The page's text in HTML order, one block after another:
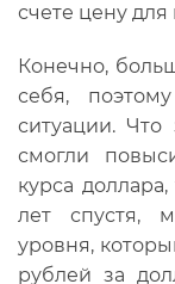
счете цену
Конечно,
себя,
ситуации.
смогли
курса
лет спустя,
уровня,
рублей за